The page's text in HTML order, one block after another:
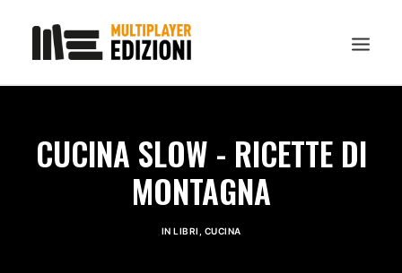
LIBRI
CUCINA SLOW - RICETTE DI
MONTAGNA
IN LIBRI CUCINA